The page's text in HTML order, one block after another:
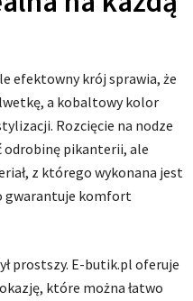
efektowny krój sprawia, że
a kobaltowy kolor
Rozcięcie na nodze
odrobinę pikanterii, ale
z którego wykonana jest
gwarantuje komfort
prostszy. E-butik.pl oferuje
które można łatwo